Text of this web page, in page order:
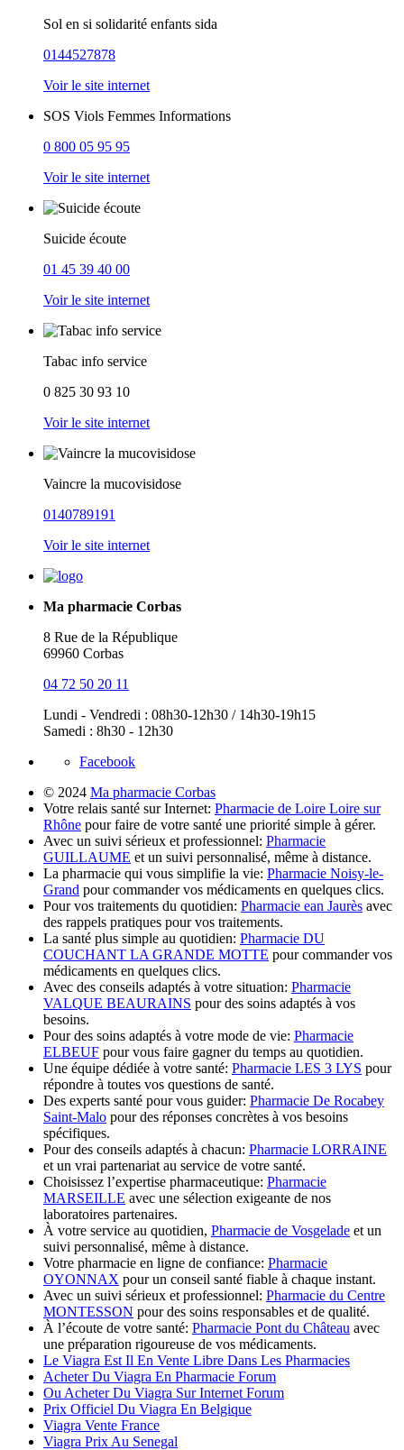
Sol en si solidarité enfants sida
0144527878
Voir le site internet
SOS Viols Femmes Informations
0 800 05 95 95
Voir le site internet
Suicide écoute
01 45 39 40 00
Voir le site internet
Tabac info service
0 825 30 93 10
Voir le site internet
Vaincre la mucovisidose
0140789191
Voir le site internet
Ma pharmacie Corbas
8 Rue de la République
69960 Corbas
04 72 50 20 11
Lundi - Vendredi : 08h30-12h30 / 14h30-19h15
Samedi : 8h30 - 12h30
Facebook
© 2024 Ma pharmacie Corbas
Votre relais santé sur Internet: Pharmacie de Loire Loire sur
Rhône pour faire de votre santé une priorité simple à gérer.
Avec un suivi sérieux et professionnel: Pharmacie
GUILLAUME et un suivi personnalisé, même à distance.
La pharmacie qui vous simplifie la vie: Pharmacie Noisy-le-
Grand pour commander vos médicaments en quelques clics.
Pour vos traitements du quotidien: Pharmacie ean Jaurès avec
des rappels pratiques pour vos traitements.
La santé plus simple au quotidien: Pharmacie DU
COUCHANT LA GRANDE MOTTE pour commander vos
médicaments en quelques clics.
Avec des conseils adaptés à votre situation: Pharmacie
VALQUE BEAURAINS pour des soins adaptés à vos
besoins.
Pour des soins adaptés à votre mode de vie: Pharmacie
ELBEUF pour vous faire gagner du temps au quotidien.
Une équipe dédiée à votre santé: Pharmacie LES 3 LYS pour
répondre à toutes vos questions de santé.
Des experts santé pour vous guider: Pharmacie De Rocabey
Saint-Malo pour des réponses concrètes à vos besoins
spécifiques.
Pour des conseils adaptés à chacun: Pharmacie LORRAINE
et un vrai partenariat au service de votre santé.
Choisissez l’expertise pharmaceutique: Pharmacie
MARSEILLE avec une sélection exigeante de nos
laboratoires partenaires.
À votre service au quotidien, Pharmacie de Vosgelade et un
suivi personnalisé, même à distance.
Votre pharmacie en ligne de confiance: Pharmacie
OYONNAX pour un conseil santé fiable à chaque instant.
Avec un suivi sérieux et professionnel: Pharmacie du Centre
MONTESSON pour des soins responsables et de qualité.
À l’écoute de votre santé: Pharmacie Pont du Château avec
une préparation rigoureuse de vos médicaments.
Le Viagra Est Il En Vente Libre Dans Les Pharmacies
Acheter Du Viagra En Pharmacie Forum
Ou Acheter Du Viagra Sur Internet Forum
Prix Officiel Du Viagra En Belgique
Viagra Vente France
Viagra Prix Au Senegal